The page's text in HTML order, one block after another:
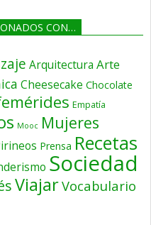
CON…
Arquitectura Arte
Cheesecake Chocolate
Empatía
Mooc Mujeres
Prensa Recetas
Sociedad
ViajarVocabulario